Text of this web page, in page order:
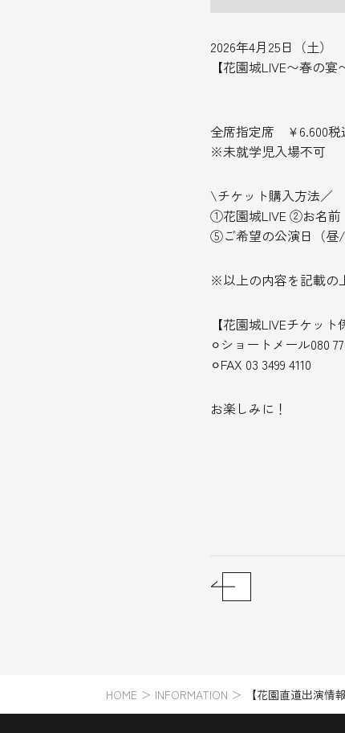
2026年4月25日（土）
【花園城LIVE〜春の
全席指定席 ¥6.600
※未就学児入場不可
\チケット購入方法／
①花園城LIVE ②お名
⑤ご希望の公演日（
※以上の内容を記載の
【花園城LIVEチケット
⚪︎ショートメール080
⚪︎FAX 03 3499 4110
お楽しみに！
HOME ＞ INFORMATION ＞ 【花園直道出演情